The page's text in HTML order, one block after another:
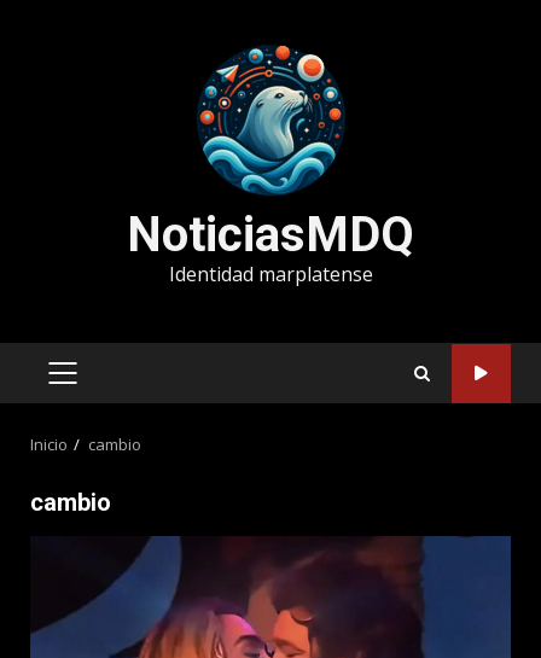
NoticiasMDQ
Identidad marplatense
MENÚ
Inicio cambio
cambio